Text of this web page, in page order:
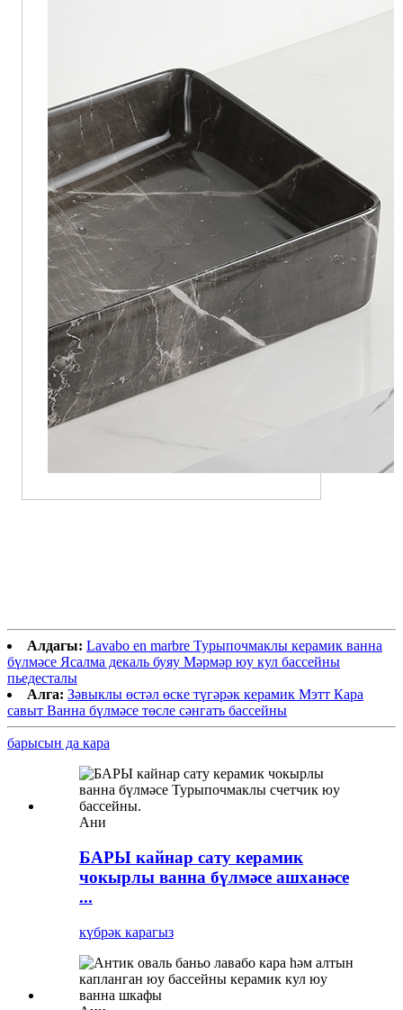
Алдагы: Lavabo en marbre Турыпочмаклы керамик ванна
бүлмәсе Ясалма декаль буяу Мәрмәр юу кул бассейны
пьедесталы
Алга: Зәвыклы өстәл өске түгәрәк керамик Мэтт Кара
савыт Ванна бүлмәсе төсле сәнгать бассейны
барысын да кара
Ани
БАРЫ кайнар сату керамик
чокырлы ванна бүлмәсе ашханәсе
...
күбрәк карагыз